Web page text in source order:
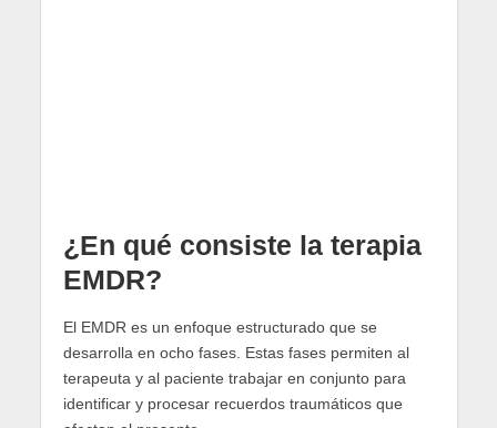
¿En qué consiste la terapia
EMDR?
El EMDR es un enfoque estructurado que se
desarrolla en ocho fases. Estas fases permiten al
terapeuta y al paciente trabajar en conjunto para
identificar y procesar recuerdos traumáticos que